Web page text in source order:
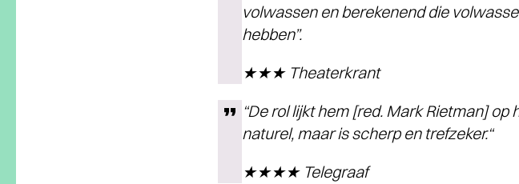
volwassen en berekenend die
hebben”.
★★★ Theaterkrant
“De rol lijkt hem [red. Mark Rietman]
naturel, maar is scherp en trefzeker.“
★★★★ Telegraaf